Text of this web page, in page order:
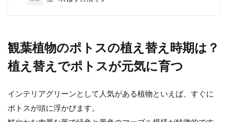
なる原因と正しい対処法
プレゼントとしてもらった観葉植物の幸福の
観葉植物のポトスの植え替え時期は？
植え替えでポトスが元気に育つ
インテリアグリーンとして人気がある植物といえば、すぐに
ポトスが頭に浮かびます。